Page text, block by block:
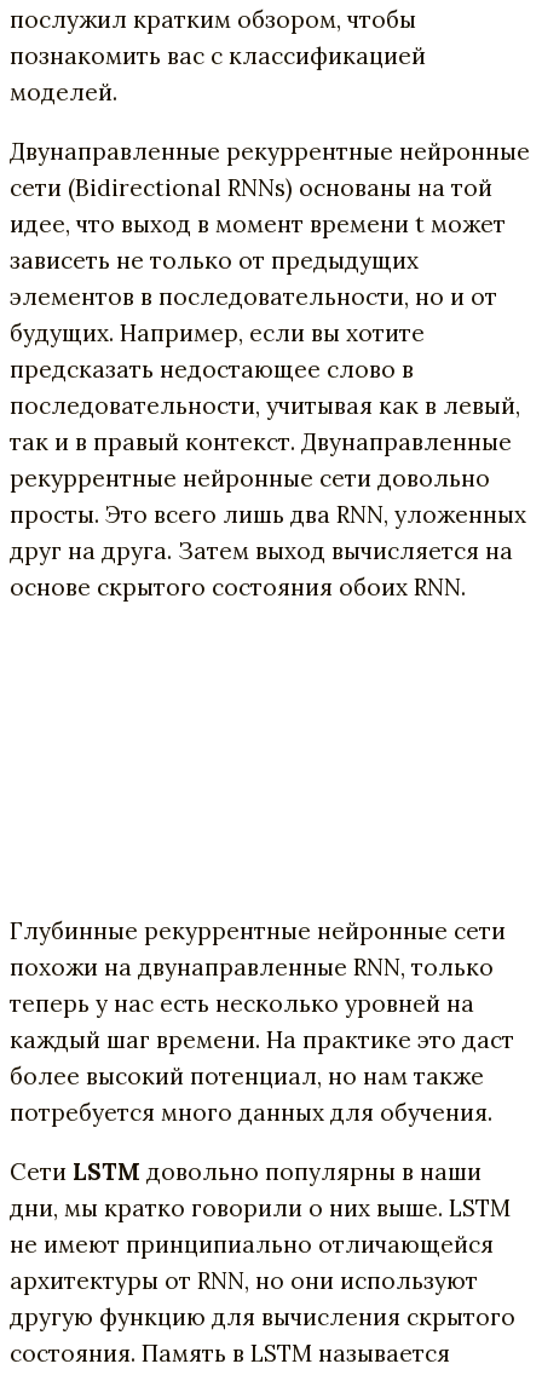
послужил кратким обзором, чтобы
познакомить вас с классификацией
моделей.
Двунаправленные рекуррентные нейронные
сети (Bidirectional RNNs) основаны на той
идее, что выход в момент времени t может
зависеть не только от предыдущих
элементов в последовательности, но и от
будущих. Например, если вы хотите
предсказать недостающее слово в
последовательности, учитывая как в левый,
так и в правый контекст. Двунаправленные
рекуррентные нейронные сети довольно
просты. Это всего лишь два RNN, уложенных
друг на друга. Затем выход вычисляется на
основе скрытого состояния обоих RNN.
Глубинные рекуррентные нейронные сети
похожи на двунаправленные RNN, только
теперь у нас есть несколько уровней на
каждый шаг времени. На практике это даст
более высокий потенциал, но нам также
потребуется много данных для обучения.
Сети LSTM довольно популярны в наши
дни, мы кратко говорили о них выше. LSTM
не имеют принципиально отличающейся
архитектуры от RNN, но они используют
другую функцию для вычисления скрытого
состояния. Память в LSTM называется